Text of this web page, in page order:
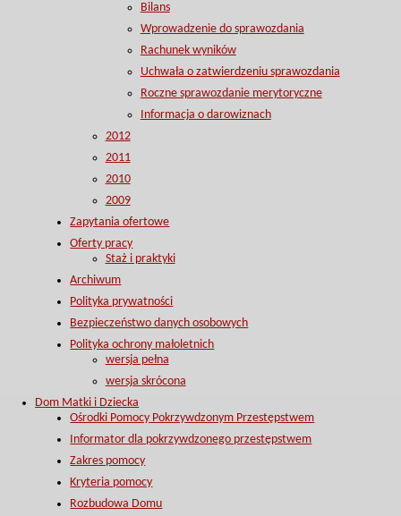
Bilans
Wprowadzenie do sprawozdania
Rachunek wyników
Uchwała o zatwierdzeniu sprawozdania
Roczne sprawozdanie merytoryczne
Informacja o darowiznach
2012
2011
2010
2009
Zapytania ofertowe
Oferty pracy
Staż i praktyki
Archiwum
Polityka prywatności
Bezpieczeństwo danych osobowych
Polityka ochrony małoletnich
wersja pełna
wersja skrócona
Dom Matki i Dziecka
Ośrodki Pomocy Pokrzywdzonym Przestępstwem
Informator dla pokrzywdzonego przestępstwem
Zakres pomocy
Kryteria pomocy
Rozbudowa Domu